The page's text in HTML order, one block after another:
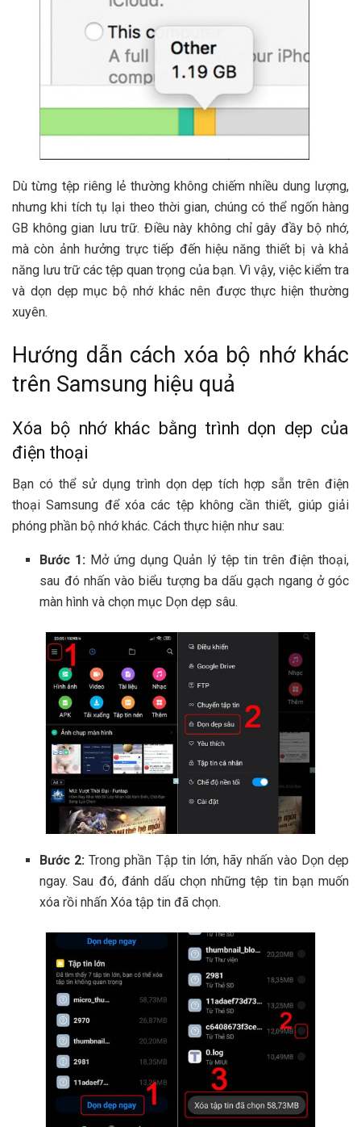
Dù từng tệp riêng lẻ thường không chiếm nhiều dung lượng,
nhưng khi tích tụ lại theo thời gian, chúng có thể ngốn hàng
GB không gian lưu trữ. Điều này không chỉ gây đầy bộ nhớ,
mà còn ảnh hưởng trực tiếp đến hiệu năng thiết bị và khả
năng lưu trữ các tệp quan trọng của bạn. Vì vậy, việc kiểm tra
và dọn dẹp mục bộ nhớ khác nên được thực hiện thường
xuyên.
Hướng dẫn cách xóa bộ nhớ khác
trên Samsung hiệu quả
Xóa bộ nhớ khác bằng trình dọn dẹp của
điện thoại
Bạn có thể sử dụng trình dọn dẹp tích hợp sẵn trên điện
thoại Samsung để xóa các tệp không cần thiết, giúp giải
phóng phần bộ nhớ khác. Cách thực hiện như sau:
Bước 1: Mở ứng dụng Quản lý tệp tin trên điện thoại,
sau đó nhấn vào biểu tượng ba dấu gạch ngang ở góc
màn hình và chọn mục Dọn dẹp sâu.
Bước 2:Trong phần Tập tin lớn, hãy nhấn vào Dọn dẹp
ngay. Sau đó, đánh dấu chọn những tệp tin bạn muốn
xóa rồi nhấn Xóa tập tin đã chọn.